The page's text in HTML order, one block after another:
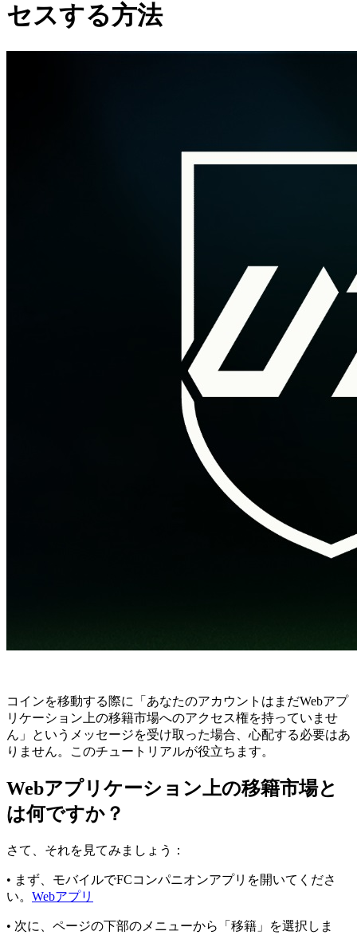
セスする方法
コインを移動する際に「あなたのアカウントはまだWebアプ
リケーション上の移籍市場へのアクセス権を持っていませ
ん」というメッセージを受け取った場合、心配する必要はあ
りません。このチュートリアルが役立ちます。
Webアプリケーション上の移籍市場と
は何ですか？
さて、それを見てみましょう：
• まず、モバイルでFCコンパニオンアプリを開いてくださ
い。 Webアプリ
• 次に、ページの下部のメニューから「移籍」を選択しま